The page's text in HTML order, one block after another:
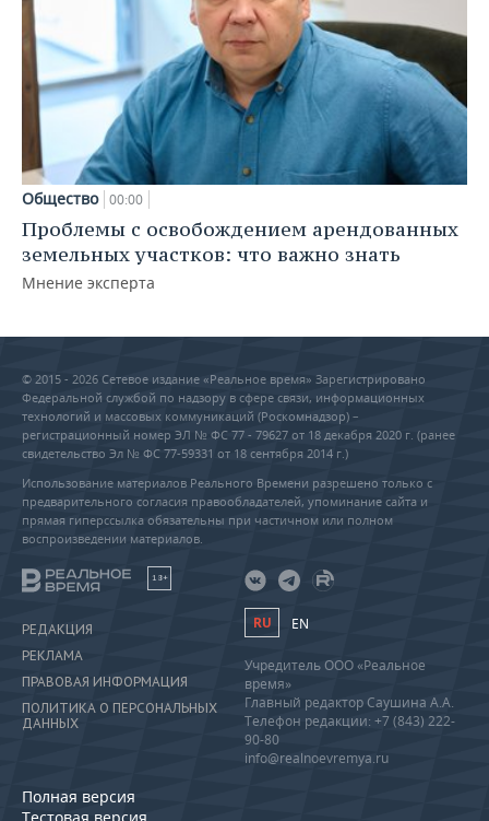
Общество 00:00
Проблемы с освобождением арендованных
земельных участков: что важно знать
Мнение эксперта
© 2015 - 2026 Сетевое издание «Реальное время» Зарегистрировано
Федеральной службой по надзору в сфере связи, информационных
технологий и массовых коммуникаций (Роскомнадзор) –
регистрационный номер ЭЛ № ФС 77 - 79627 от 18 декабря 2020 г. (ранее
свидетельство Эл № ФС 77-59331 от 18 сентября 2014 г.)
Использование материалов Реального Времени разрешено только с
предварительного согласия правообладателей, упоминание сайта и
прямая гиперссылка обязательны при частичном или полном
воспроизведении материалов.
18+
РЕДАКЦИЯ
РЕКЛАМА
ПРАВОВАЯ ИНФОРМАЦИЯ
ПОЛИТИКА О ПЕРСОНАЛЬНЫХ
ДАННЫХ
Полная версия
RU EN
Учредитель ООО «Реальное
время»
Главный редактор Саушина А.А.
Телефон редакции: +7 (843) 222-
90-80
info@realnoevremya.ru